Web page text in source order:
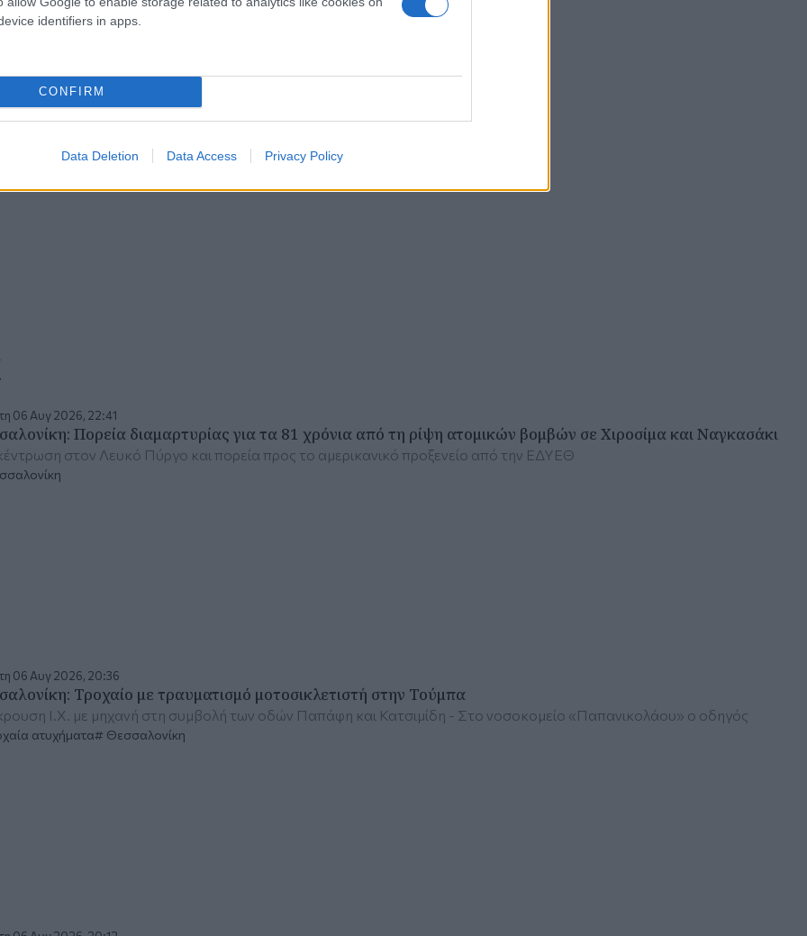
identifiers in apps.
CONFIRM
Data Deletion Data Access Privacy Policy
06 Αυγ 2026, 22:41
Πορεία διαμαρτυρίας για τα 81 χρόνια από τη ρίψη ατομικών βομβών σε Χιροσίμα και Ναγκασάκι
στον Λευκό Πύργο και πορεία προς το αμερικανικό προξενείο από την ΕΔΥΕΘ
06 Αυγ 2026, 20:36
Τροχαίο με τραυματισμό μοτοσικλετιστή στην Τούμπα
Ι.Χ. με μηχανή στη συμβολή των οδών Παπάφη και Κατσιμίδη - Στο νοσοκομείο «Παπανικολάου» ο οδηγός
ατυχήματα Θεσσαλονίκη